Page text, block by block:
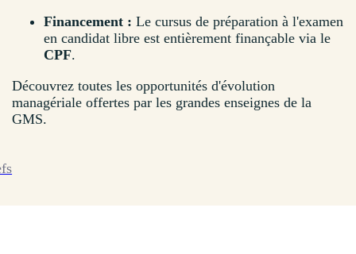
Financement : Le cursus de préparation à l'examen
en candidat libre est entièrement finançable via le
CPF.
Découvrez toutes les opportunités d'évolution
managériale offertes par les grandes enseignes de la
GMS.